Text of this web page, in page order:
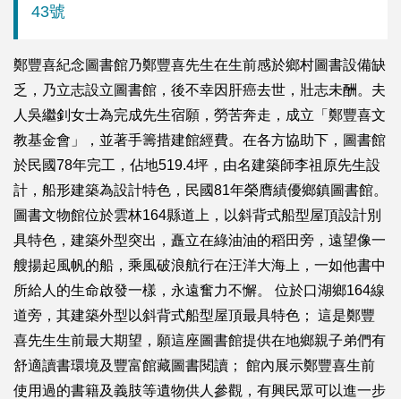
43號
鄭豐喜紀念圖書館乃鄭豐喜先生在生前感於鄉村圖書設備缺
乏，乃立志設立圖書館，後不幸因肝癌去世，壯志未酬。夫
人吳繼釗女士為完成先生宿願，勞苦奔走，成立「鄭豐喜文
教基金會」，並著手籌措建館經費。在各方協助下，圖書館
於民國78年完工，佔地519.4坪，由名建築師李祖原先生設
計，船形建築為設計特色，民國81年榮膺績優鄉鎮圖書館。
圖書文物館位於雲林164縣道上，以斜背式船型屋頂設計別
具特色，建築外型突出，矗立在綠油油的稻田旁，遠望像一
艘揚起風帆的船，乘風破浪航行在汪洋大海上，一如他書中
所給人的生命啟發一樣，永遠奮力不懈。 位於口湖鄉164線
道旁，其建築外型以斜背式船型屋頂最具特色； 這是鄭豐
喜先生生前最大期望，願這座圖書館提供在地鄉親子弟們有
舒適讀書環境及豐富館藏圖書閱讀； 館內展示鄭豐喜生前
使用過的書籍及義肢等遺物供人參觀，有興民眾可以進一步